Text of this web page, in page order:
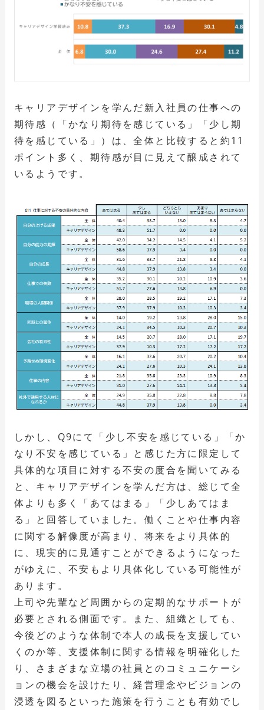
キャリアデザインを学んだ新入社員の仕事への
期待感（「かなり期待を感じている」「少し期
待を感じている」）は、全体と比較すると約11
ポイント多く、期待感が目に見えて醸成されて
いるようです。
しかし、Q9にて「少し不安を感じている」「か
なり不安を感じている」と感じた方に限定して
具体的な項目に対する不安の度合を聞いてみる
と、キャリアデザインを学んだ方は、総じて全
体よりも多く「あてはまる」「少しあてはま
る」と回答していました。働くことや仕事内容
に関する解像度が高まり、将来をより具体的
に、現実的に見通すことができるようになった
がゆえに、不安もより具体化している可能性が
あります。
上司や先輩など周囲からの定期的なサポートが
必要とされる側面です。また、組織としても、
今後どのような体制で本人の成長を支援してい
くのか等、支援体制に関する情報を明確化した
り、さまざまな立場の社員とのコミュニケーシ
ョンの機会を設けたり、経営理念やビジョンの
浸透を図るといった施策を行うことも有効でし